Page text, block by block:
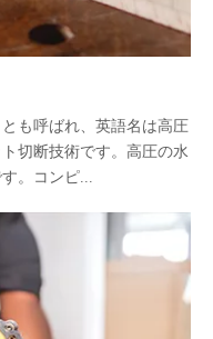
も呼ばれ、英語名は高圧
切断技術です。高圧の水
。コンピ...